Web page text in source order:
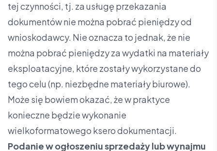
tej czynności, tj. za usługę przekazania
dokumentów nie można pobrać pieniędzy od
wnioskodawcy. Nie oznacza to jednak, że nie
można pobrać pieniędzy za wydatki na materiały
eksploatacyjne, które zostały wykorzystane do
tego celu (np. niezbędne materiały biurowe).
Może się bowiem okazać, że w praktyce
konieczne będzie wykonanie
wielkoformatowego ksero dokumentacji.
Podanie w ogłoszeniu sprzedaży lub wynajmu